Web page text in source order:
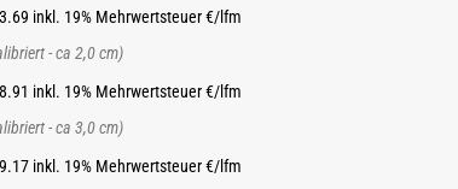
inkl. 19% Mehrwertsteuer €/lfm
- ca 2,0 cm)
inkl. 19% Mehrwertsteuer €/lfm
- ca 3,0 cm)
inkl. 19% Mehrwertsteuer €/lfm